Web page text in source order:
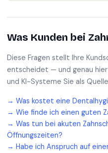
Was Kunden bei
Diese Fragen stellt Ihre
entscheidet — und genau
und KI-Systeme Sie als
→ Was kostet eine
→ Wie finde ich einen guten
→ Was tun bei akuten
Öffnungszeiten?
→ Habe ich Anspruch auf